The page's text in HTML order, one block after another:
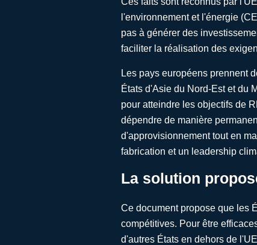
l'environnement et l'énergie
pas à générer des
faciliter la réalisation des
Les pays européens prennent
États d'Asie du Nord-Est et du
pour atteindre les objectifs de
dépendre de manière
d'approvisionnement tout en
fabrication et un leadership
La solution
Ce document propose que les
compétitives. Pour être
d'autres États en dehors de